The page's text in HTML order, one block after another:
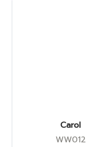
Carol
WW012